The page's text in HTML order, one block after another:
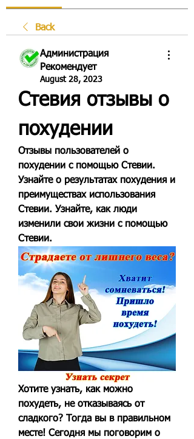
Back
Администрация
Рекомендует
August 28, 2023
Стевия отзывы о
похудении
Отзывы пользователей о
похудении с помощью Стевии.
Узнайте о результатах похудения и
преимуществах использования
Стевии. Узнайте, как люди
изменили свои жизни с помощью
Стевии.
Хотите узнать, как можно
похудеть, не отказываясь от
сладкого? Тогда вы в правильном
месте! Сегодня мы поговорим о